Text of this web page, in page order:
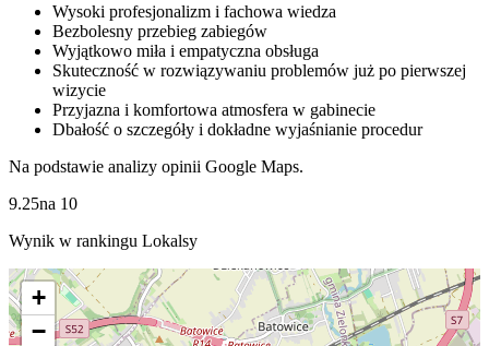
Wysoki profesjonalizm i fachowa wiedza
Bezbolesny przebieg zabiegów
Wyjątkowo miła i empatyczna obsługa
Skuteczność w rozwiązywaniu problemów już po pierwszej
wizycie
Przyjazna i komfortowa atmosfera w gabinecie
Dbałość o szczegóły i dokładne wyjaśnianie procedur
Na podstawie analizy opinii Google Maps.
9.25na 10
Wynik w rankingu Lokalsy
+
−